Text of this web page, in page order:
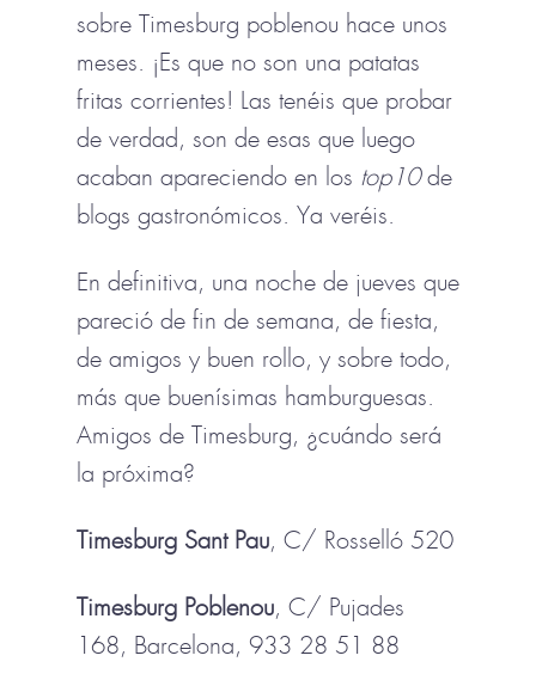
sobre Timesburg poblenou hace unos
meses. ¡Es que no son una patatas
fritas corrientes! Las tenéis que probar
de verdad, son de esas que luego
acaban apareciendo en los top10de
blogs gastronómicos. Ya veréis.
En definitiva, una noche de jueves que
pareció de fin de semana, de fiesta,
de amigos y buen rollo, y sobre todo,
más que buenísimas hamburguesas.
Amigos de Timesburg, ¿cuándo será
la próxima?
Timesburg Sant Pau, C/ Rosselló 520
Timesburg Poblenou, C/ Pujades
168, Barcelona, 933 28 51 88